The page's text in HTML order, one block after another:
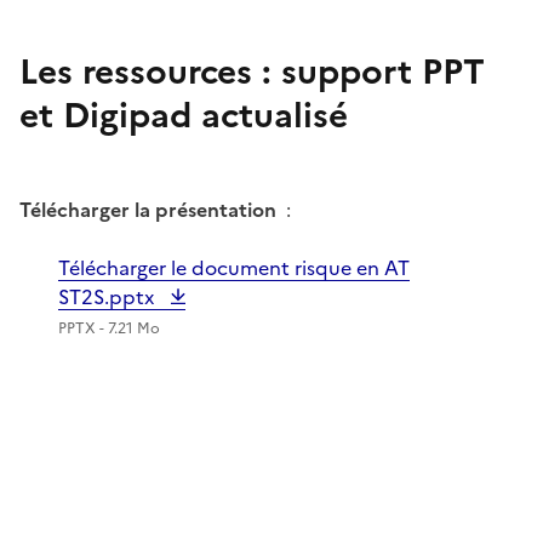
Les ressources : support PPT
et Digipad actualisé
Télécharger la présentation :
Télécharger le document risque en AT
ST2S.pptx
PPTX - 7.21 Mo